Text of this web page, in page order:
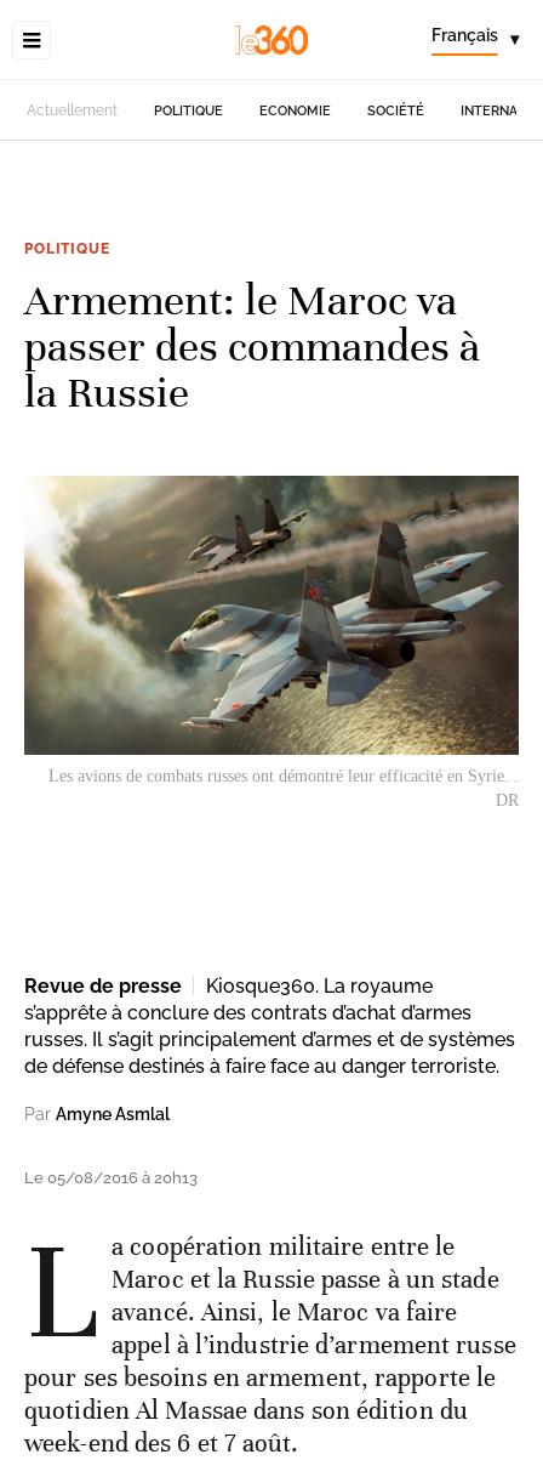
Français ▾
Actuellement POLITIQUE ECONOMIE SOCIÉTÉ
POLITIQUE
Armement: le Maroc va
passer des commandes à
la Russie
Les avions de combats russes ont démontré leur efficacité en Syrie. .
DR
Revue de presse
Kiosque360. La royaume
s’apprête à conclure des contrats d’achat d’armes
russes. Il s’agit principalement d’armes et de systèmes
de défense destinés à faire face au danger terroriste.
Par Amyne Asmlal
Le 05/08/2016 à 20h13
L a coopération militaire entre le
Maroc et la Russie passe à un stade
avancé. Ainsi, le Maroc va faire
appel à l’industrie d’armement russe
pour ses besoins en armement, rapporte le
quotidien Al Massae dans son édition du
week-end des 6 et 7 août.